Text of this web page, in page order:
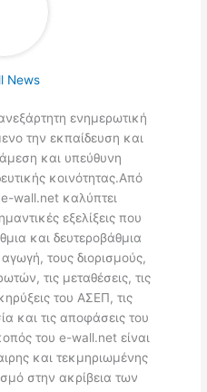
News
ενημερωτική
την εκπαίδευση και
και υπεύθυνη
κοινότητας.Από
wall.net καλύπτει
εξελίξεις που
και δευτεροβάθμια
τους διορισμούς,
τις μεταθέσεις, τις
του ΑΣΕΠ, τις
και τις αποφάσεις του
του e-wall.net είναι
και τεκμηριωμένης
στην ακρίβεια των